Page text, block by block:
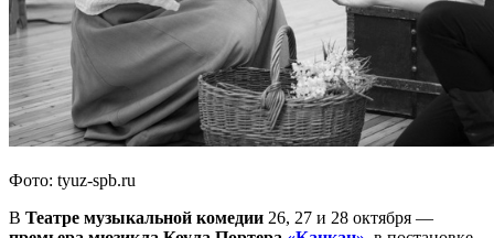
Фото: tyuz-spb.ru
В Театре музыкальной комедии 26, 27 и 28 октября —